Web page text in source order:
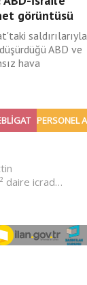
görüntüsü
saldırılarıyla
ABD ve
hava